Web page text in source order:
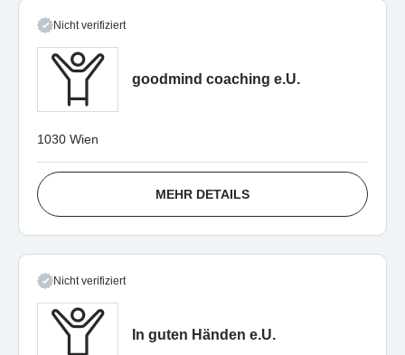
Nicht verifiziert
goodmind coaching e.U.
1030 Wien
MEHR DETAILS
Nicht verifiziert
In guten Händen e.U.